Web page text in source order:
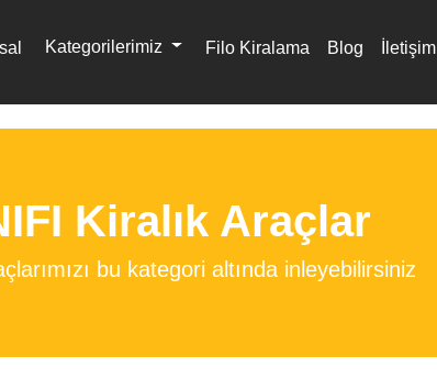
Kategorilerimiz Filo Kiralama Blog İletişim
Kiralık Araçlar
bu kategori altında inleyebilirsiniz